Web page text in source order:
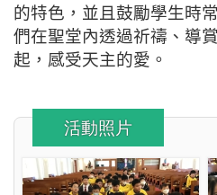
的特色，並且鼓勵學生時
們在聖堂內透過祈禱、導
起，感受天主的愛。
活動照片